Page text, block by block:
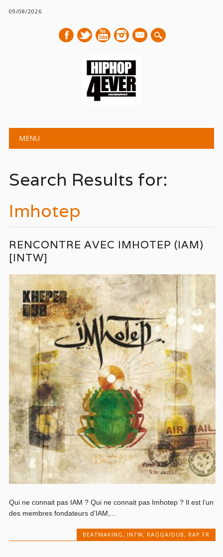
09/08/2026
mail
Main menu
MENU
Search Results for:
Imhotep
RENCONTRE AVEC IMHOTEP (IAM)
[INTW]
Qui ne connait pas IAM ? Qui ne connait pas Imhotep ? Il est l’un
des membres fondateurs d’IAM,...
BEATMAKING, INTW, RAGGA/DUB, RAP FR